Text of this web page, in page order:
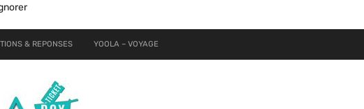
& REPONSES YOOLA – VOYAGE